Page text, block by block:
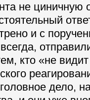
не циничную
и с
кто «не
дело,